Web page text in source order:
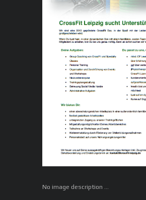
No image description ...